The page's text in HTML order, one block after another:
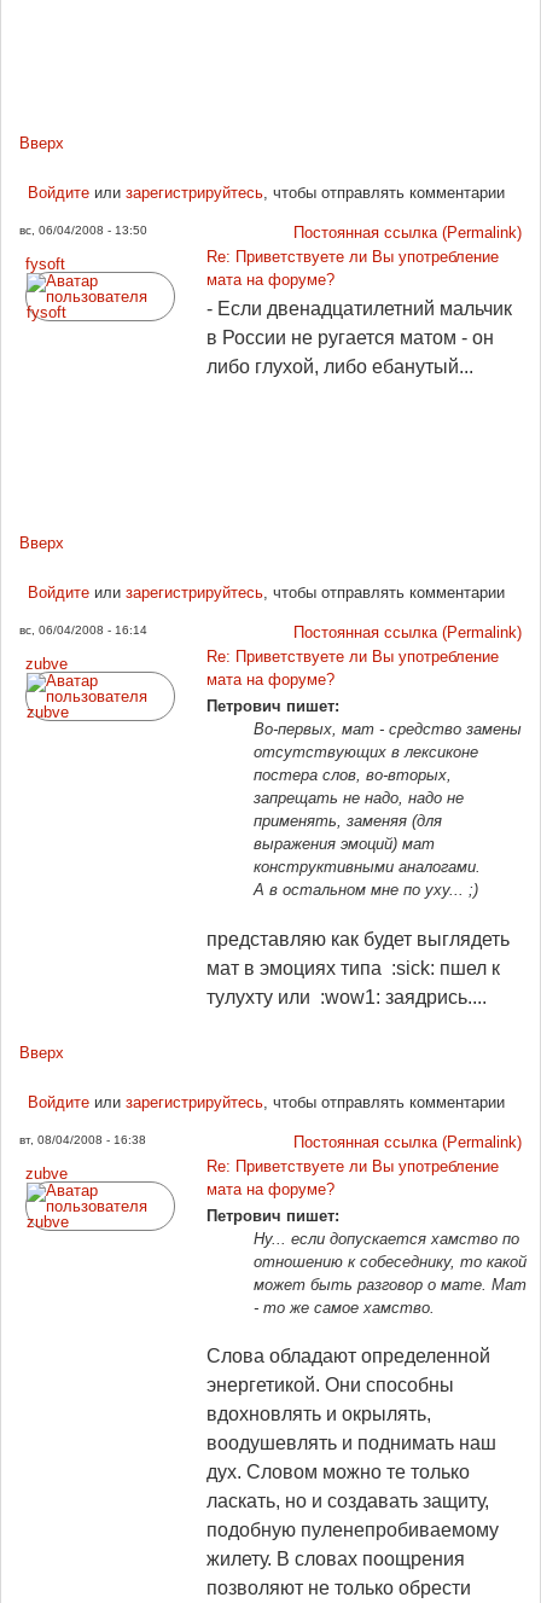
Вверх
Войдитеили зарегистрируйтесь, чтобы отправлять комментарии
вс, 06/04/2008 - 13:50
Постоянная ссылка (Permalink)
fysoft
Re: Приветствуете ли Вы употребление
мата на форуме?
- Если двенадцатилетний мальчик
в России не ругается матом - он
либо глухой, либо ебанутый...
Вверх
Войдитеили зарегистрируйтесь, чтобы отправлять комментарии
вс, 06/04/2008 - 16:14
Постоянная ссылка (Permalink)
zubve
Re: Приветствуете ли Вы употребление
мата на форуме?
Петрович пишет:
Во-первых, мат - средство замены
отсутствующих в лексиконе
постера слов, во-вторых,
запрещать не надо, надо не
применять, заменяя (для
выражения эмоций) мат
конструктивными аналогами.
А в остальном мне по уху... ;)
представляю как будет выглядеть
мат в эмоциях типа :sick: пшел к
тулухту или :wow1: заядрись....
Вверх
Войдитеили зарегистрируйтесь, чтобы отправлять комментарии
вт, 08/04/2008 - 16:38
Постоянная ссылка (Permalink)
zubve
Re: Приветствуете ли Вы употребление
мата на форуме?
Петрович пишет:
Ну... если допускается хамство по
отношению к собеседнику, то какой
может быть разговор о мате. Мат
- то же самое хамство.
Слова обладают определенной
энергетикой. Они способны
вдохновлять и окрылять,
воодушевлять и поднимать наш
дух. Словом можно те только
ласкать, но и создавать защиту,
подобную пуленепробиваемому
жилету. В словах поощрения
позволяют не только обрести